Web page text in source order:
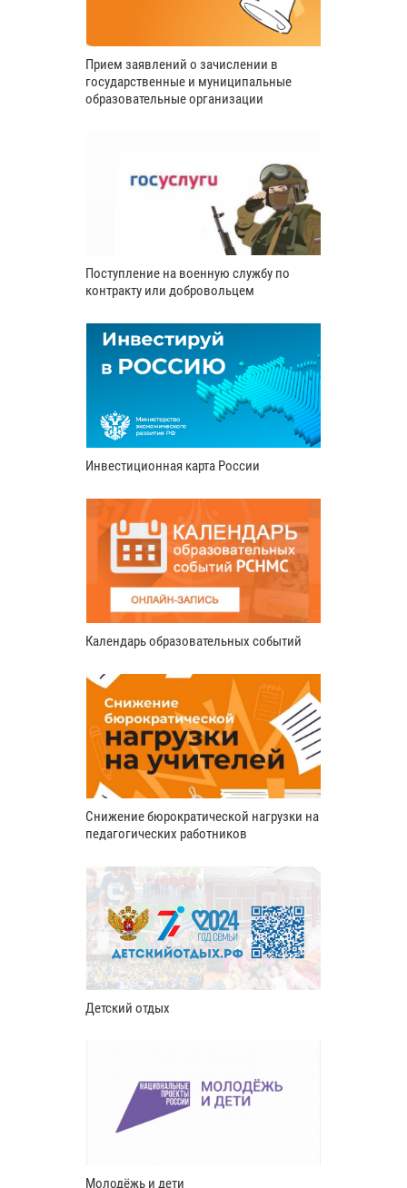
Прием заявлений о зачислении в
государственные и муниципальные
образовательные организации
Поступление на военную службу по
контракту или добровольцем
Инвестиционная карта России
Календарь образовательных событий
Снижение бюрократической нагрузки на
педагогических работников
Детский отдых
Молодёжь и дети